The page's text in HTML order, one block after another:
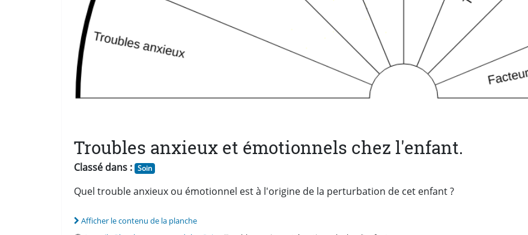
Troubles anxieux et émotionnels chez l'enfant.
Classé dans : Soin
Quel trouble anxieux ou émotionnel est à l'origine de la perturbation de cet enfant ?
Afficher le contenu de la planche